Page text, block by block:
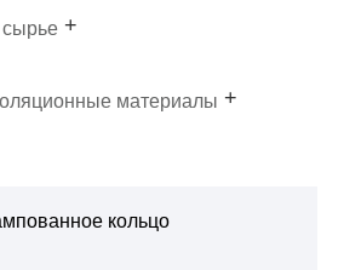
сырье
материалы
кольцо